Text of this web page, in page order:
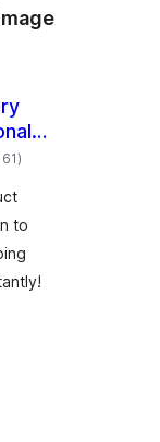
전
체
점
)
to